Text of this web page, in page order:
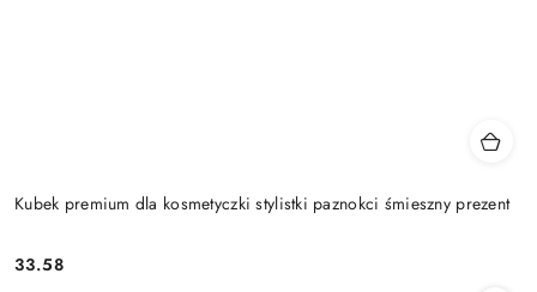
Kubek premium dla kosmetyczki stylistki paznokci śmieszny prezent
Cena:
33.58